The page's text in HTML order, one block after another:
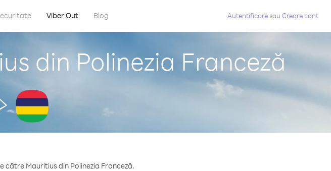
Viber Out Blog Autentificaresau Creare cont
din Polinezia Franceză
Mauritius din Polinezia Franceză.